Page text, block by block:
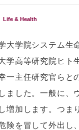
Life & Health
学院システム生
学高等研究院ヒ
一主任研究官らと
ました。一般に、
増加します。つま
険を冒して外出し